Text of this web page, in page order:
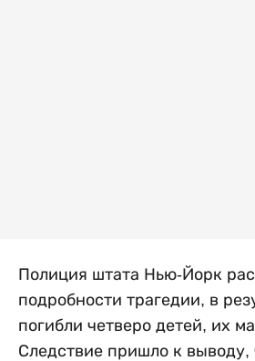
Полиция штата Нью-Йорк
подробности трагедии, в
погибли четверо детей, их
Следствие пришло к